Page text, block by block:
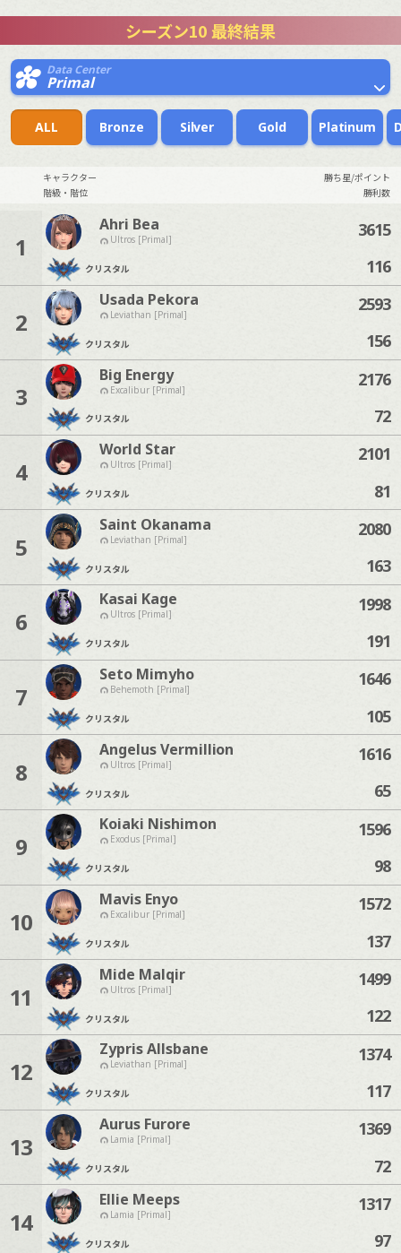
シーズン10 最終結果
Data Center
Primal
ALL Bronze Silver Gold Platinum
キャラクター
勝ち星/ポイント
階級・階位
勝利数
1
Ahri Bea
Ultros [Primal]
クリスタル
3615
116
2
Usada Pekora
Leviathan [Primal]
クリスタル
2593
156
3
Big Energy
Excalibur [Primal]
クリスタル
2176
72
4
World Star
Ultros [Primal]
クリスタル
2101
81
5
Saint Okanama
Leviathan [Primal]
クリスタル
2080
163
6
Kasai Kage
Ultros [Primal]
クリスタル
1998
191
7
Seto Mimyho
Behemoth [Primal]
クリスタル
1646
105
8
Angelus Vermillion
Ultros [Primal]
クリスタル
1616
65
9
Koiaki Nishimon
Exodus [Primal]
クリスタル
1596
98
10
Mavis Enyo
Excalibur [Primal]
クリスタル
1572
137
11
Mide Malqir
Ultros [Primal]
クリスタル
1499
122
12
Zypris Allsbane
Leviathan [Primal]
クリスタル
1374
117
13
Aurus Furore
Lamia [Primal]
クリスタル
1369
72
14
Ellie Meeps
Lamia [Primal]
クリスタル
1317
97